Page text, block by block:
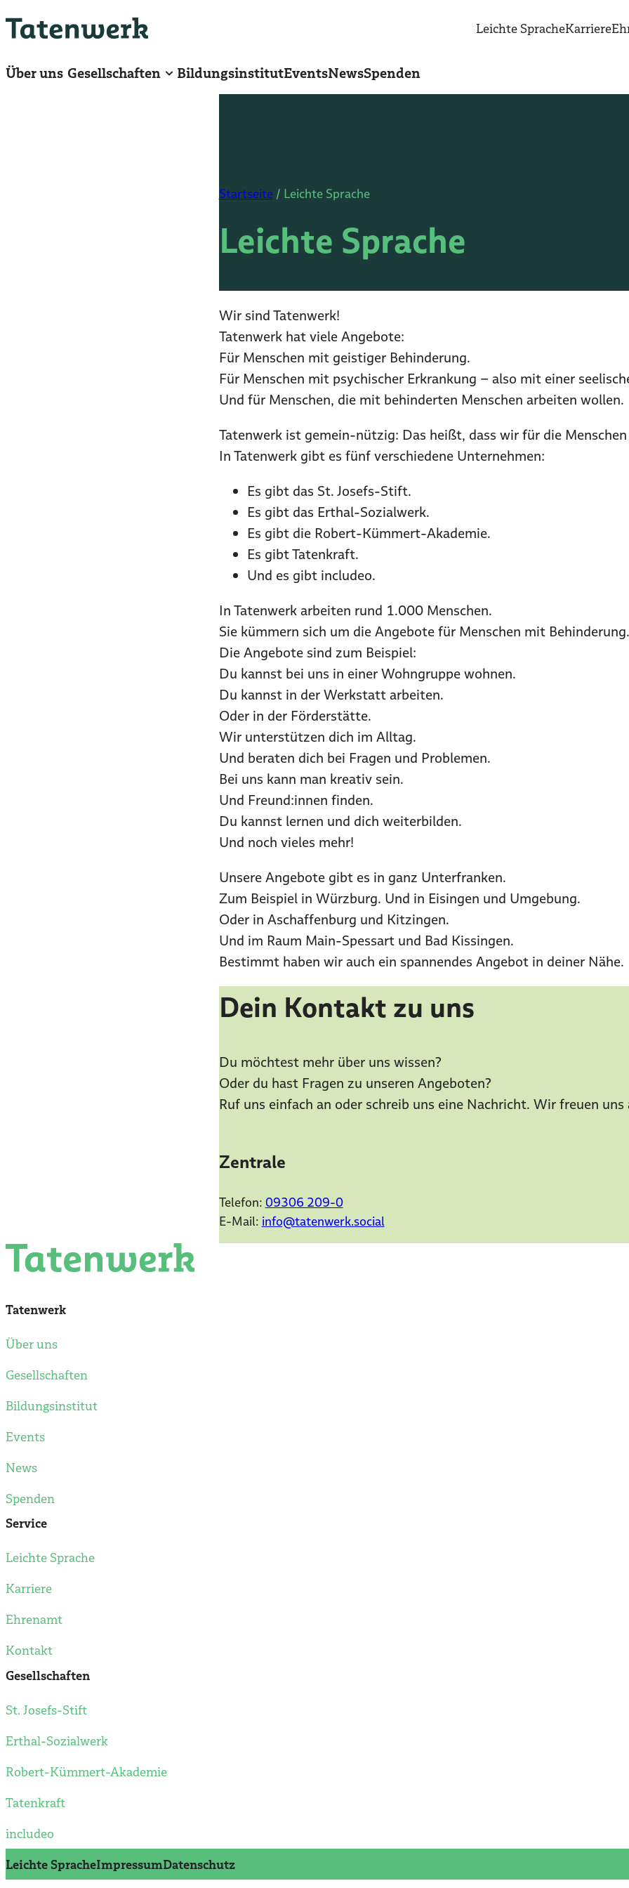
Hauptinhalt
Über uns Gesellschaften BildungsinstitutEventsNewsSpenden
Leichte SpracheKarriere
Startseite/ Leichte Sprache
Leichte Sprache
Wir sind Tatenwerk!
Tatenwerk hat viele Angebote:
Für Menschen mit geistiger Behinderung.
Für Menschen mit psychischer Erkrankung – also mit einer
Und für Menschen, die mit behinderten Menschen arbeiten wollen.
Tatenwerk ist gemein-nützig: Das heißt, dass wir für die
In Tatenwerk gibt es fünf verschiedene Unternehmen:
Es gibt das St. Josefs-Stift.
Es gibt das Erthal-Sozialwerk.
Es gibt die Robert-Kümmert-Akademie.
Es gibt Tatenkraft.
Und es gibt includeo.
In Tatenwerk arbeiten rund 1.000 Menschen.
Sie kümmern sich um die Angebote für Menschen mit Behinderung.
Die Angebote sind zum Beispiel:
Du kannst bei uns in einer Wohngruppe wohnen.
Du kannst in der Werkstatt arbeiten.
Oder in der Förderstätte.
Wir unterstützen dich im Alltag.
Und beraten dich bei Fragen und Problemen.
Bei uns kann man kreativ sein.
Und Freund:innen finden.
Du kannst lernen und dich weiterbilden.
Und noch vieles mehr!
Unsere Angebote gibt es in ganz Unterfranken.
Zum Beispiel in Würzburg. Und in Eisingen und Umgebung.
Oder in Aschaffenburg und Kitzingen.
Und im Raum Main-Spessart und Bad Kissingen.
Bestimmt haben wir auch ein spannendes Angebot in deiner Nähe.
Dein Kontakt zu uns
Du möchtest mehr über uns wissen?
Oder du hast Fragen zu unseren Angeboten?
Ruf uns einfach an oder schreib uns eine Nachricht. Wir freuen uns
Zentrale
Telefon: 09306 209-0
E-Mail: info@tatenwerk.social
Tatenwerk
Über uns
Gesellschaften
Bildungsinstitut
Events
News
Spenden
Service
Leichte Sprache
Karriere
Ehrenamt
Kontakt
Gesellschaften
St. Josefs-Stift
Erthal-Sozialwerk
Robert-Kümmert-Akademie
Tatenkraft
includeo
Leichte SpracheImpressumDatenschutz­